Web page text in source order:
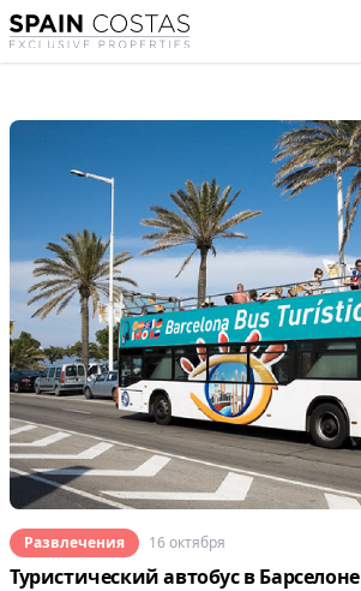
Развлечения 16 октября
Туристический автобус в Барселоне